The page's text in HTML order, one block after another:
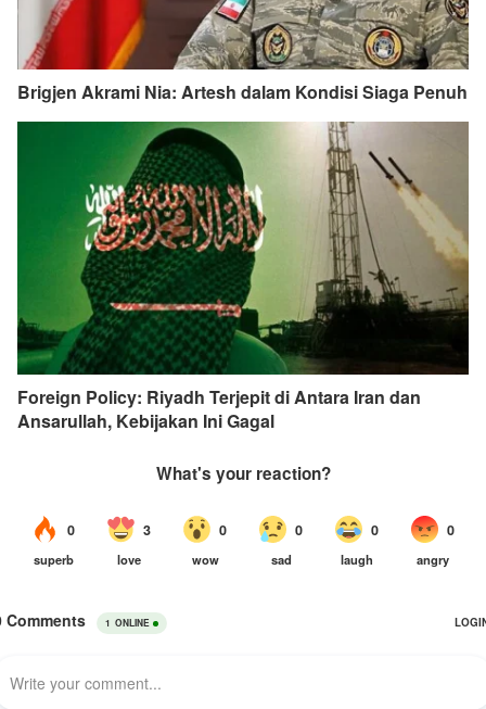
Brigjen Akrami Nia: Artesh dalam Kondisi Siaga Penuh
Foreign Policy: Riyadh Terjepit di Antara Iran dan
Ansarullah, Kebijakan Ini Gagal